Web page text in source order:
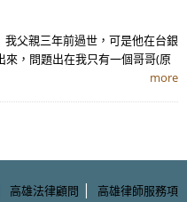
我父親三年前過世，可是他在台銀
，問題出在我只有一個哥哥(原
more
高雄法律顧問 |
高雄律師服務項